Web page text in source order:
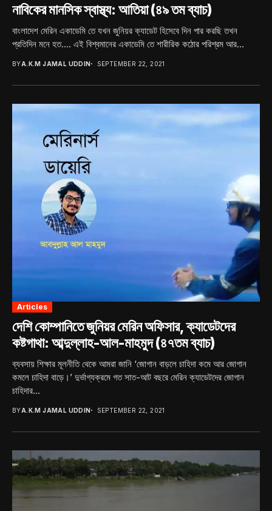
নাবিকের মানসিক স্বাস্থ্য: আতিয়া (৪৯ তম ব্যাচ)
বাংলাদেশ মেরিন একাডেমি তে যখন জুনিয়র ক্যাডেট হিসেবে দিন পার করছি তখন
প্রতিদিন মনে হত…. এই বিশ্বমানের একাডেমি তে শারীরিক কঠোর পরিশ্রম আর...
BYA.K.M JAMAL UDDIN SEPTEMBER 22, 2021
Articles
দেশি কোম্পানিতে জুনিয়র মেরিন অফিসার, ক্যাডেটদের
কষ্টগাথা: আব্দুল্লাহ-আল-মাহমুদ (৪৭তম ব্যাচ)
ব্যবসায় শিক্ষার মূলনীতি থেকে আমরা জানি ‘জোগান বাড়লে চাহিদা কমে আর জোগান
কমলে চাহিদা বাড়ে।’ দুর্ভাগ্যক্রমে গত সাত-আট বছরে মেরিন ক্যাডেটদের জোগান
চাহিদার...
BYA.K.M JAMAL UDDIN SEPTEMBER 22, 2021